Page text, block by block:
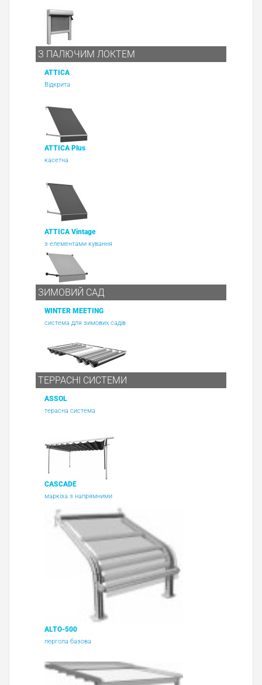
З ПАЛЮЧИМ ЛОКТЕМ
ATTICA
Відкрита
ATTICA Plus
касетна
ATTICA Vintage
з елементами кування
ЗИМОВИЙ САД
WINTER MEETING
система для зимових садів
ТЕРРАСНІ СИСТЕМИ
ASSOL
терасна система
CASCADE
маркіза з напрямними
ALTO-500
пергола базова